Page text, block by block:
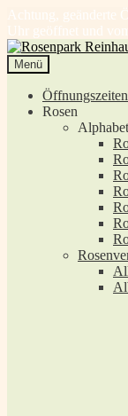
Achtung, geänderte
Uhr geöffnet und
Zur
Navigation
springen
Zum
Inhalt
springen
Menü
Rosen